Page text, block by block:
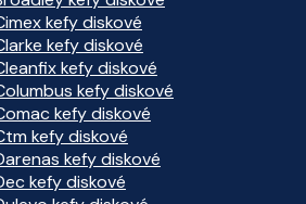
kefy diskové
kefy diskové
kefy diskové
kefy diskové
kefy diskové
kefy diskové
kefy diskové
kefy diskové